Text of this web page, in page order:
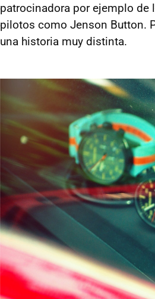
patrocinadora por ejemplo de
pilotos como Jenson Button.
una historia muy distinta.